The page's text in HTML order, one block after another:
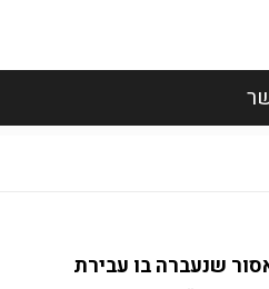
שנעברה בו עבירת